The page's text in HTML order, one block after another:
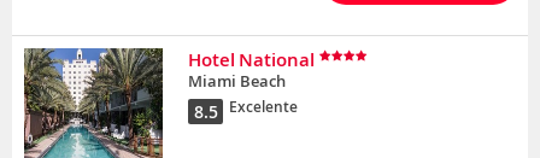
Hotel National
Miami Beach
8.5 Excelente